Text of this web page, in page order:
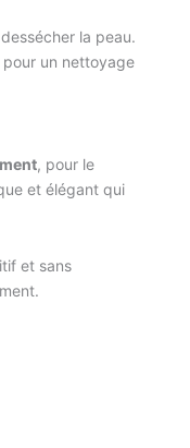
la peau.
un nettoyage
, pour le
et élégant qui
et sans